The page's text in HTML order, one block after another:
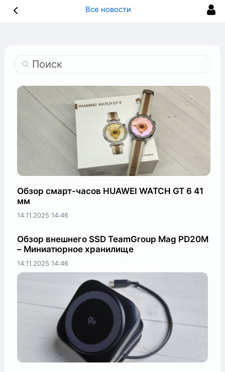
Все новости
Поиск
Обзор смарт-часов HUAWEI WATCH GT 6 41
мм
14.11.2025 14:46
Обзор внешнего SSD TeamGroup Mag PD20M
– Миниатюрное хранилище
14.11.2025 14:46